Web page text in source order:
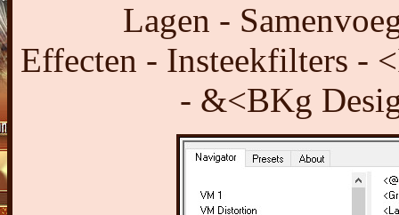
Lagen -
Effecten - Insteekfilters -
- &<BKg